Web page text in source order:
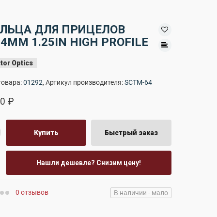
ДЛЯ ПРИЦЕЛОВ
1.25IN HIGH PROFILE
Optics
01292, Артикул производителя:SCTM-64
₽
Купить Быстрый заказ
Нашли дешевле? Снизим цену!
0 отзывов В наличии - мало